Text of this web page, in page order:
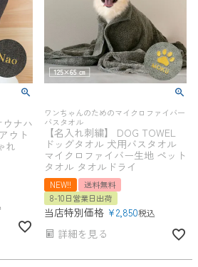
ウナハ
ウト
れ
ワンちゃんのためのマイクロファイバー
バスタオル
【名入れ刺繍】 DOG TOWEL
ドッグタオル 犬用バスタオル
マイクロファイバー生地 ペット
タオル タオルドライ
NEW!!
送料無料
8-10日営業日出荷
当店特別価格 ¥2,850税込
詳細を見る